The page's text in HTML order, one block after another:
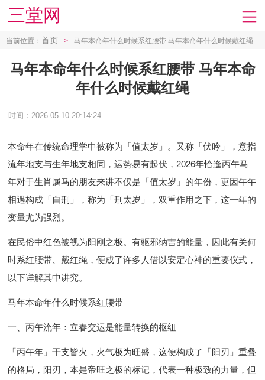
三堂网
当前位置： 首页 > 马年本命年什么时候系红腰带 马年本命年什么时候戴红绳
马年本命年什么时候系红腰带 马年本命
年什么时候戴红绳
时间：2026-05-10 20:14:24
本命年在传统命理学中被称为「值太岁」。又称「伏吟」，意指
流年地支与生年地支相同，运势易有起伏，2026年恰逢丙午马
年对于生肖属马的朋友来讲不仅是「值太岁」的年份，更因午午
相遇构成「自刑」，称为「刑太岁」，双重作用之下，这一年的
变量尤为强烈。
在民俗中红色被视为阳刚之极。有驱邪纳吉的能量，因此有关何
时系红腰带、戴红绳，便成了许多人借以安定心神的重要仪式，
以下详解其中讲究。
马年本命年什么时候系红腰带
一、丙午流年：立春交运是能量转换的枢纽
「丙午年」干支皆火，火气极为旺盛，这便构成了「阳刃」重叠
的格局，阳刃，本是帝旺之极的标记，代表一种极致的力量，但